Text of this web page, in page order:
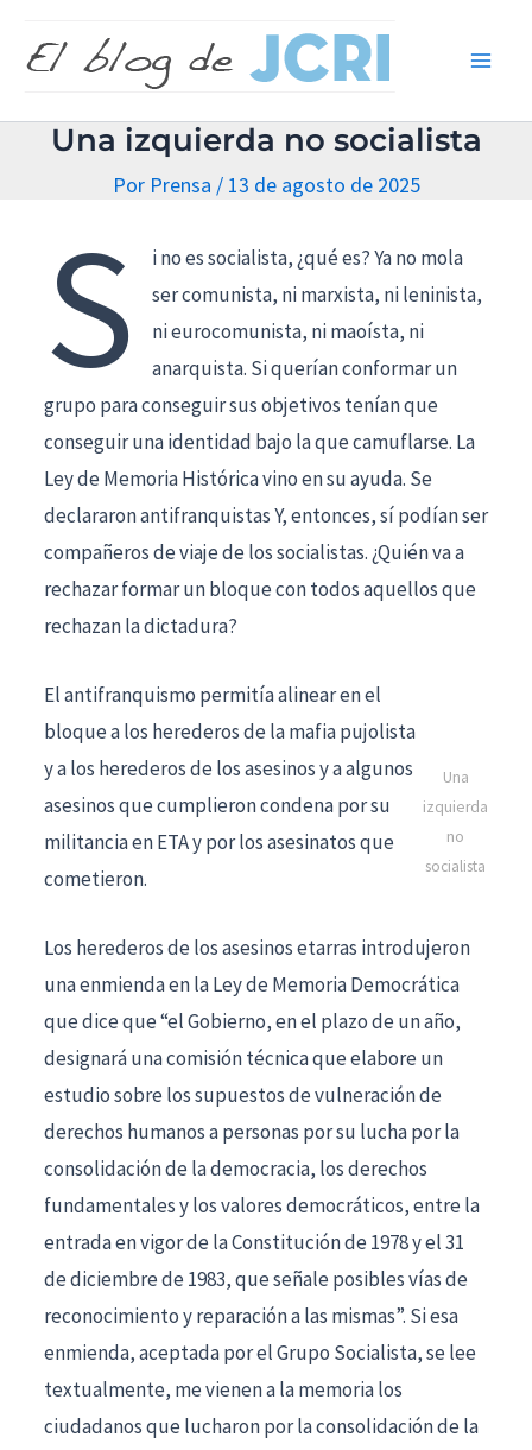
Una izquierda no socialista
Por Prensa / 13 de agosto de 2025
S
i no es socialista, ¿qué es? Ya no mola
ser comunista, ni marxista, ni leninista,
ni eurocomunista, ni maoísta, ni
anarquista. Si querían conformar un
grupo para conseguir sus objetivos tenían que
conseguir una identidad bajo la que camuflarse. La
Ley de Memoria Histórica vino en su ayuda. Se
declararon antifranquistas Y, entonces, sí podían ser
compañeros de viaje de los socialistas. ¿Quién va a
rechazar formar un bloque con todos aquellos que
rechazan la dictadura?
Una
izquierda
no
socialista
El antifranquismo permitía alinear en el
bloque a los herederos de la mafia pujolista
y a los herederos de los asesinos y a algunos
asesinos que cumplieron condena por su
militancia en ETA y por los asesinatos que
cometieron.
Los herederos de los asesinos etarras introdujeron
una enmienda en la Ley de Memoria Democrática
que dice que “el Gobierno, en el plazo de un año,
designará una comisión técnica que elabore un
estudio sobre los supuestos de vulneración de
derechos humanos a personas por su lucha por la
consolidación de la democracia, los derechos
fundamentales y los valores democráticos, entre la
entrada en vigor de la Constitución de 1978 y el 31
de diciembre de 1983, que señale posibles vías de
reconocimiento y reparación a las mismas”. Si esa
enmienda, aceptada por el Grupo Socialista, se lee
textualmente, me vienen a la memoria los
ciudadanos que lucharon por la consolidación de la